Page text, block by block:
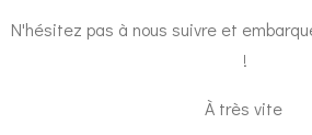
N'hésitez pas à nous suivre et
!
À très vite